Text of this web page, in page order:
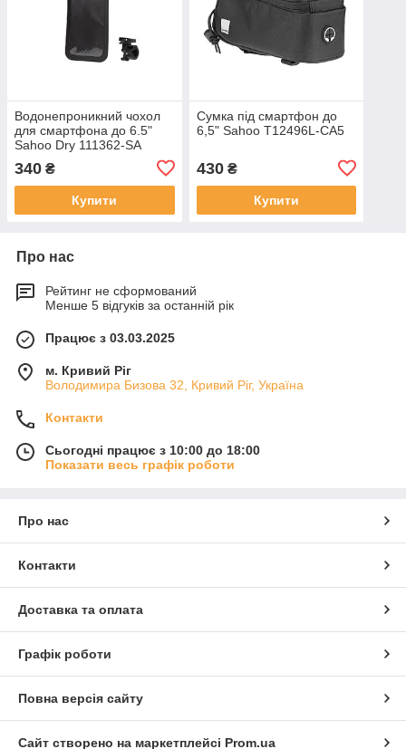
Водонепроникний чохол
для смартфона до 6.5"
Sahoo Dry 111362-SA
340 ₴
Купити
Сумка під смартфон до
6,5" Sahoo T12496L-CA5
430₴
Купити
Про нас
Рейтинг не сформований
Менше 5 відгуків за останній рік
Працює з 03.03.2025
м. Кривий Ріг
Володимира Бизова 32, Кривий Ріг, Україна
Контакти
Сьогодні працює з 10:00 до 18:00
Показати весь графік роботи
Про нас
Контакти
Доставка та оплата
Графік роботи
Повна версія сайту
Сайт створено на маркетплейсі Prom.ua